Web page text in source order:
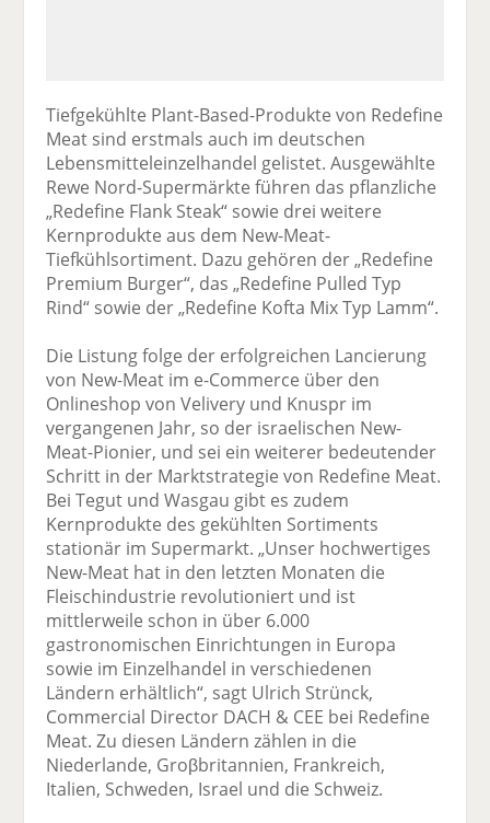
Tiefgekühlte Plant-Based-Produkte von Redefine
Meat sind erstmals auch im deutschen
Lebensmitteleinzelhandel gelistet. Ausgewählte
Rewe Nord-Supermärkte führen das pflanzliche
„Redefine Flank Steak“ sowie drei weitere
Kernprodukte aus dem New-Meat-
Tiefkühlsortiment. Dazu gehören der „Redefine
Premium Burger“, das „Redefine Pulled Typ
Rind“ sowie der „Redefine Kofta Mix Typ Lamm“.
Die Listung folge der erfolgreichen Lancierung
von New-Meat im e-Commerce über den
Onlineshop von Velivery und Knuspr im
vergangenen Jahr, so der israelischen New-
Meat-Pionier, und sei ein weiterer bedeutender
Schritt in der Marktstrategie von Redefine Meat.
Bei Tegut und Wasgau gibt es zudem
Kernprodukte des gekühlten Sortiments
stationär im Supermarkt. „Unser hochwertiges
New-Meat hat in den letzten Monaten die
Fleischindustrie revolutioniert und ist
mittlerweile schon in über 6.000
gastronomischen Einrichtungen in Europa
sowie im Einzelhandel in verschiedenen
Ländern erhältlich“, sagt Ulrich Strünck,
Commercial Director DACH & CEE bei Redefine
Meat. Zu diesen Ländern zählen in die
Niederlande, Groβbritannien, Frankreich,
Italien, Schweden, Israel und die Schweiz.